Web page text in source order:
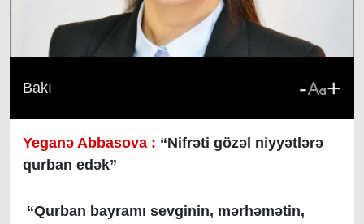
Bakı - +
Yeganə Abbasova : “Nifrəti gözəl niyyətlərə
qurban edək”
“Qurban bayramı sevginin, mərhəmətin,